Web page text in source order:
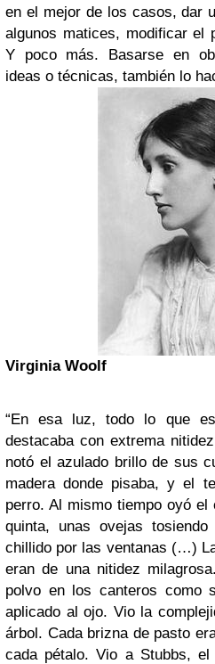
en el mejor de los casos, dar
algunos matices, modificar
Y poco más. Basarse en
ideas o técnicas, también lo
Virginia Woolf
“En esa luz, todo lo que
destacaba con extrema
notó el azulado brillo de sus
madera donde pisaba, y el
perro. Al mismo tiempo oyó
quinta, unas ovejas
chillido por las ventanas (…)
eran de una nitidez
polvo en los canteros como
aplicado al ojo. Vio la
árbol. Cada brizna de pasto
cada pétalo. Vio a Stubbs,